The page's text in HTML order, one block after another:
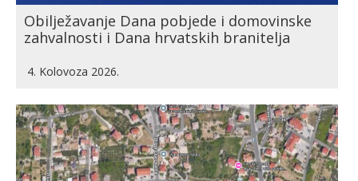
Obilježavanje Dana pobjede i domovinske
zahvalnosti i Dana hrvatskih branitelja
4. Kolovoza 2026.